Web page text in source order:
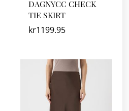
DAGNYCC CHECK
TIE SKIRT
kr1199.95